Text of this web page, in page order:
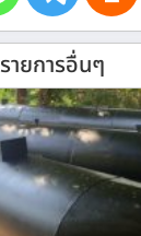
รายการอื่นๆ